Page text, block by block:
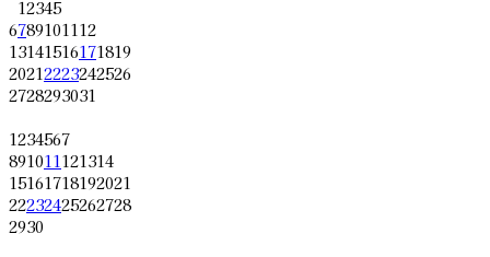
12345
6789101112
13141516171819
20212223242526
2728293031
1234567
891011121314
15161718192021
22232425262728
2930